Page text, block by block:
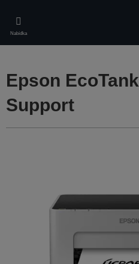
main
content
Nabídka
Epson
Support